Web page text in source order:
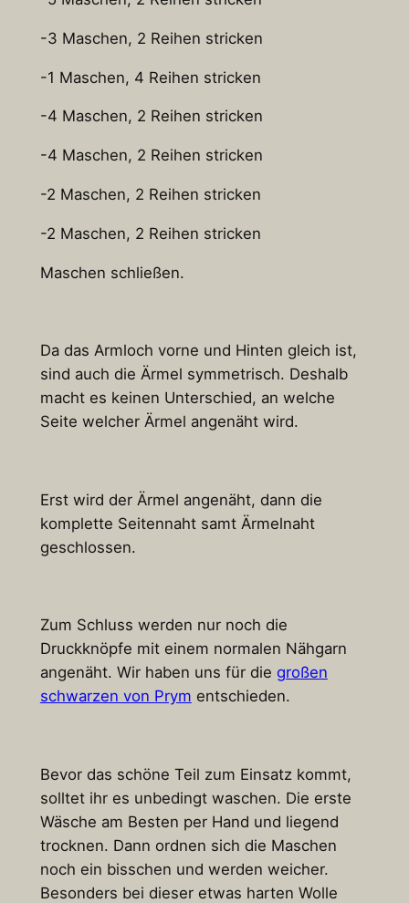
-3 Maschen, 2 Reihen stricken
-1 Maschen, 4 Reihen stricken
-4 Maschen, 2 Reihen stricken
-4 Maschen, 2 Reihen stricken
-2 Maschen, 2 Reihen stricken
-2 Maschen, 2 Reihen stricken
Maschen schließen.
Da das Armloch vorne und Hinten gleich ist,
sind auch die Ärmel symmetrisch. Deshalb
macht es keinen Unterschied, an welche
Seite welcher Ärmel angenäht wird.
Erst wird der Ärmel angenäht, dann die
komplette Seitennaht samt Ärmelnaht
geschlossen.
Zum Schluss werden nur noch die
Druckknöpfe mit einem normalen Nähgarn
angenäht. Wir haben uns für die großen
schwarzen von Prym entschieden.
Bevor das schöne Teil zum Einsatz kommt,
solltet ihr es unbedingt waschen. Die erste
Wäsche am Besten per Hand und liegend
trocknen. Dann ordnen sich die Maschen
noch ein bisschen und werden weicher.
Besonders bei dieser etwas harten Wolle